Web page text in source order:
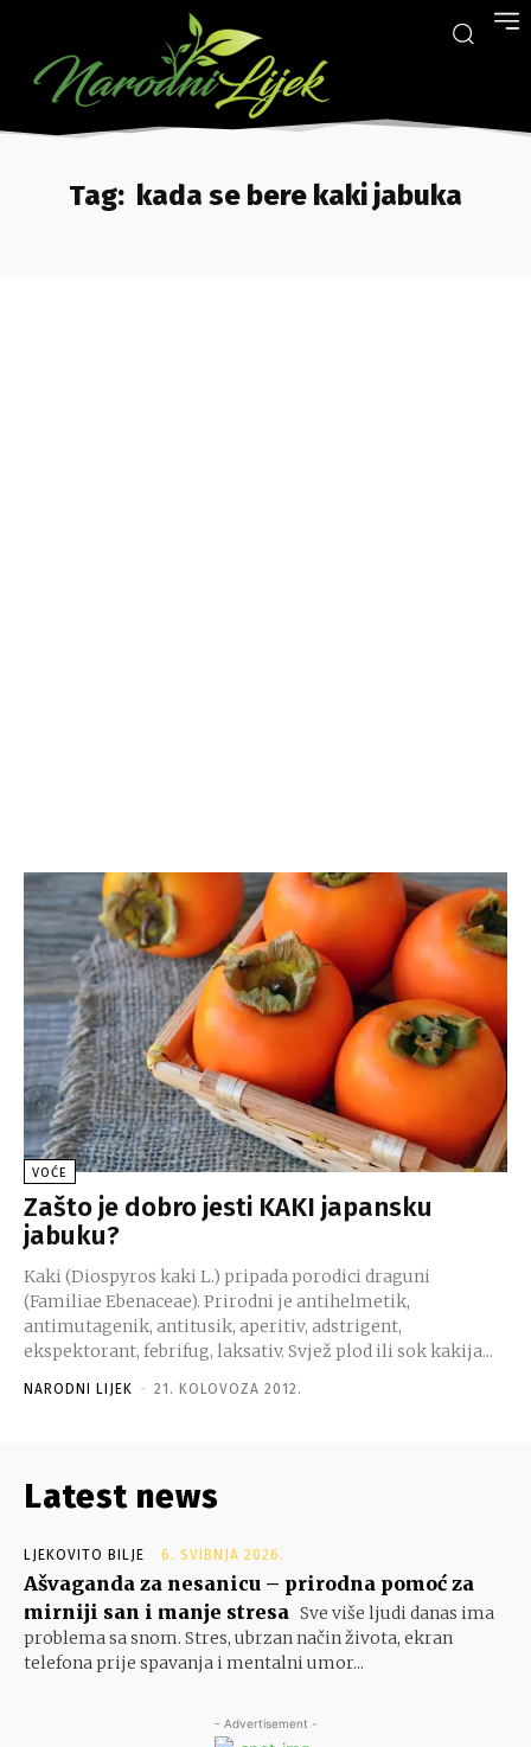
Tag: kada se bere kaki jabuka
VOĆE
Zašto je dobro jesti KAKI japansku
jabuku?
Kaki (Diospyros kaki L.) pripada porodici draguni
(Familiae Ebenaceae). Prirodni je antihelmetik,
antimutagenik, antitusik, aperitiv, adstrigent,
ekspektorant, febrifug, laksativ. Svjež plod ili sok kakija...
NARODNI LIJEK - 21. KOLOVOZA 2012.
Latest news
LJEKOVITO BILJE 6. SVIBNJA 2026.
Ašvaganda za nesanicu – prirodna pomoć za
mirniji san i manje stresa Sve više ljudi danas ima
problema sa snom. Stres, ubrzan način života, ekran
telefona prije spavanja i mentalni umor...
- Advertisement -